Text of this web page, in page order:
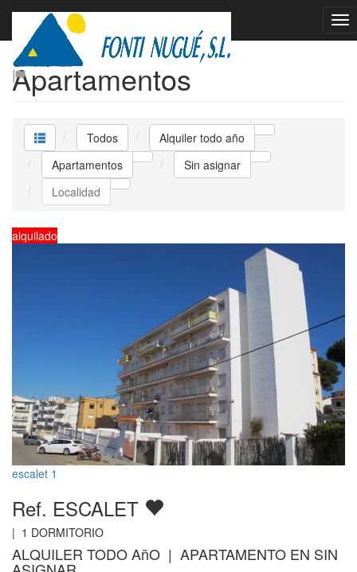
Alquiler todo año
Apartamentos
Todos
Alquiler todo año
Apartamentos
Sin asignar
Localidad
alquilado
escalet 1
Ref. ESCALET
| 1 DORMITORIO
ALQUILER TODO AñO | APARTAMENTO EN SIN